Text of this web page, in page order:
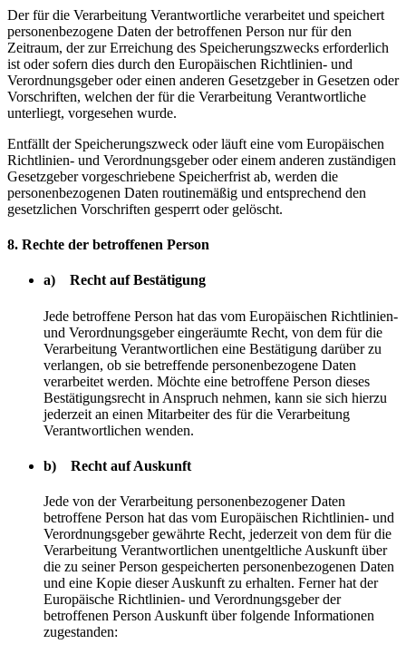
Der für die Verarbeitung Verantwortliche verarbeitet und speichert
personenbezogene Daten der betroffenen Person nur für den
Zeitraum, der zur Erreichung des Speicherungszwecks erforderlich
ist oder sofern dies durch den Europäischen Richtlinien- und
Verordnungsgeber oder einen anderen Gesetzgeber in Gesetzen oder
Vorschriften, welchen der für die Verarbeitung Verantwortliche
unterliegt, vorgesehen wurde.
Entfällt der Speicherungszweck oder läuft eine vom Europäischen
Richtlinien- und Verordnungsgeber oder einem anderen zuständigen
Gesetzgeber vorgeschriebene Speicherfrist ab, werden die
personenbezogenen Daten routinemäßig und entsprechend den
gesetzlichen Vorschriften gesperrt oder gelöscht.
8. Rechte der betroffenen Person
a) Recht auf Bestätigung
Jede betroffene Person hat das vom Europäischen Richtlinien-
und Verordnungsgeber eingeräumte Recht, von dem für die
Verarbeitung Verantwortlichen eine Bestätigung darüber zu
verlangen, ob sie betreffende personenbezogene Daten
verarbeitet werden. Möchte eine betroffene Person dieses
Bestätigungsrecht in Anspruch nehmen, kann sie sich hierzu
jederzeit an einen Mitarbeiter des für die Verarbeitung
Verantwortlichen wenden.
b) Recht auf Auskunft
Jede von der Verarbeitung personenbezogener Daten
betroffene Person hat das vom Europäischen Richtlinien- und
Verordnungsgeber gewährte Recht, jederzeit von dem für die
Verarbeitung Verantwortlichen unentgeltliche Auskunft über
die zu seiner Person gespeicherten personenbezogenen Daten
und eine Kopie dieser Auskunft zu erhalten. Ferner hat der
Europäische Richtlinien- und Verordnungsgeber der
betroffenen Person Auskunft über folgende Informationen
zugestanden: